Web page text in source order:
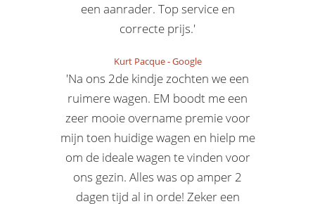
een aanrader. Top service en
correcte prijs.'
Kurt Pacque-Google
'Na ons 2de kindje zochten we een
ruimere wagen. EM boodt me een
zeer mooie overname premie voor
mijn toen huidige wagen en hielp me
om de ideale wagen te vinden voor
ons gezin. Alles was op amper 2
dagen tijd al in orde! Zeker een